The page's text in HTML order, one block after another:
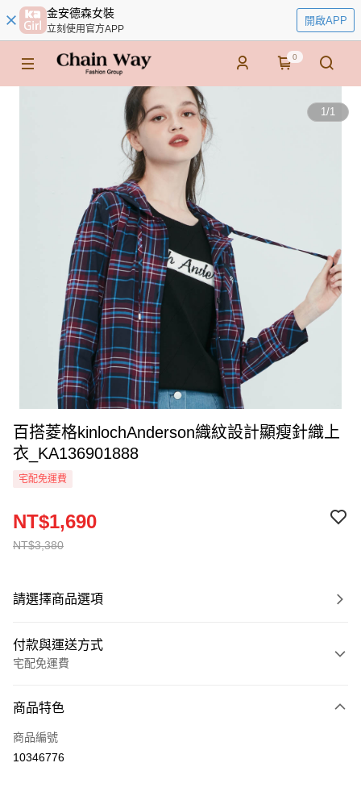
金安德森女裝
立刻使用官方APP
開啟APP
0
1/1
百搭菱格kinlochAnderson織紋設計顯瘦針織上
衣_KA136901888
宅配免運費
NT$3,380
NT$1,690
請選擇商品選項
付款與運送方式
宅配免運費
信用卡一次付款
LINE Pay
商品特色
商品編號
10346776